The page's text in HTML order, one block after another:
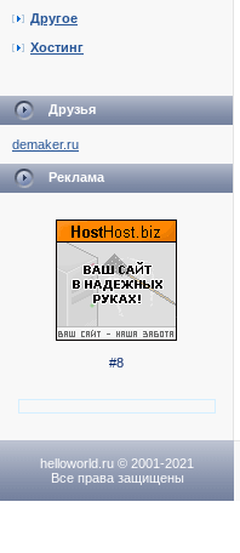
Другое
Хостинг
Друзья
demaker.ru
Реклама
#8
helloworld.ru © 2001-2021
Все права защищены